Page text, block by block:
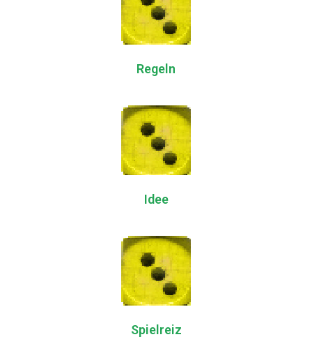
Regeln
Idee
Spielreiz